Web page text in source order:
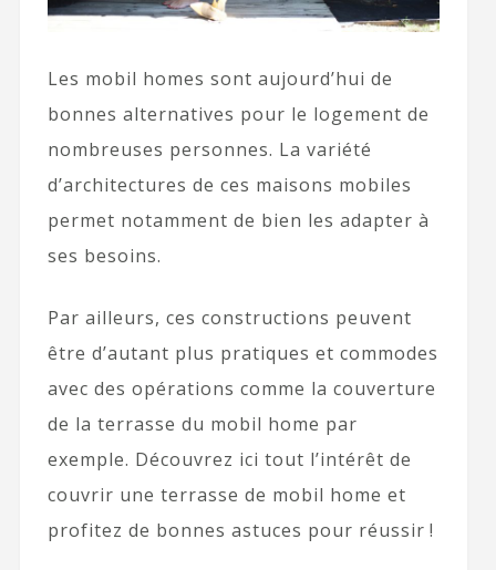
Les mobil homes sont aujourd’hui de
bonnes alternatives pour le logement de
nombreuses personnes. La variété
d’architectures de ces maisons mobiles
permet notamment de bien les adapter à
ses besoins.
Par ailleurs, ces constructions peuvent
être d’autant plus pratiques et commodes
avec des opérations comme la couverture
de la terrasse du mobil home par
exemple. Découvrez ici tout l’intérêt de
couvrir une terrasse de mobil home et
profitez de bonnes astuces pour réussir !